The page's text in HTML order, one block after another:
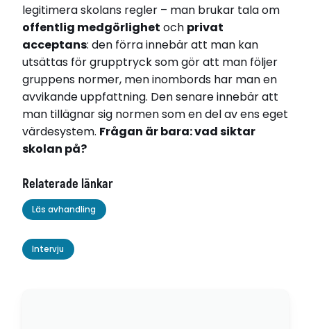
legitimera skolans regler – man brukar tala om
offentlig medgörlighet och privat
acceptans: den förra innebär att man kan
utsättas för grupptryck som gör att man följer
gruppens normer, men inombords har man en
avvikande uppfattning. Den senare innebär att
man tillägnar sig normen som en del av ens eget
värdesystem. Frågan är bara: vad siktar
skolan på?
Relaterade länkar
Läs avhandling
Intervju